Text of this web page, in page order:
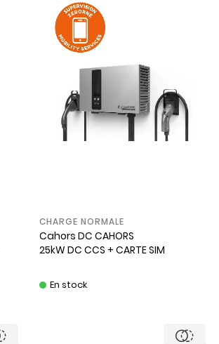
CHARGE NORMALE
Cahors DC CAHORS
25kW DC CCS + CARTE SIM
En stock